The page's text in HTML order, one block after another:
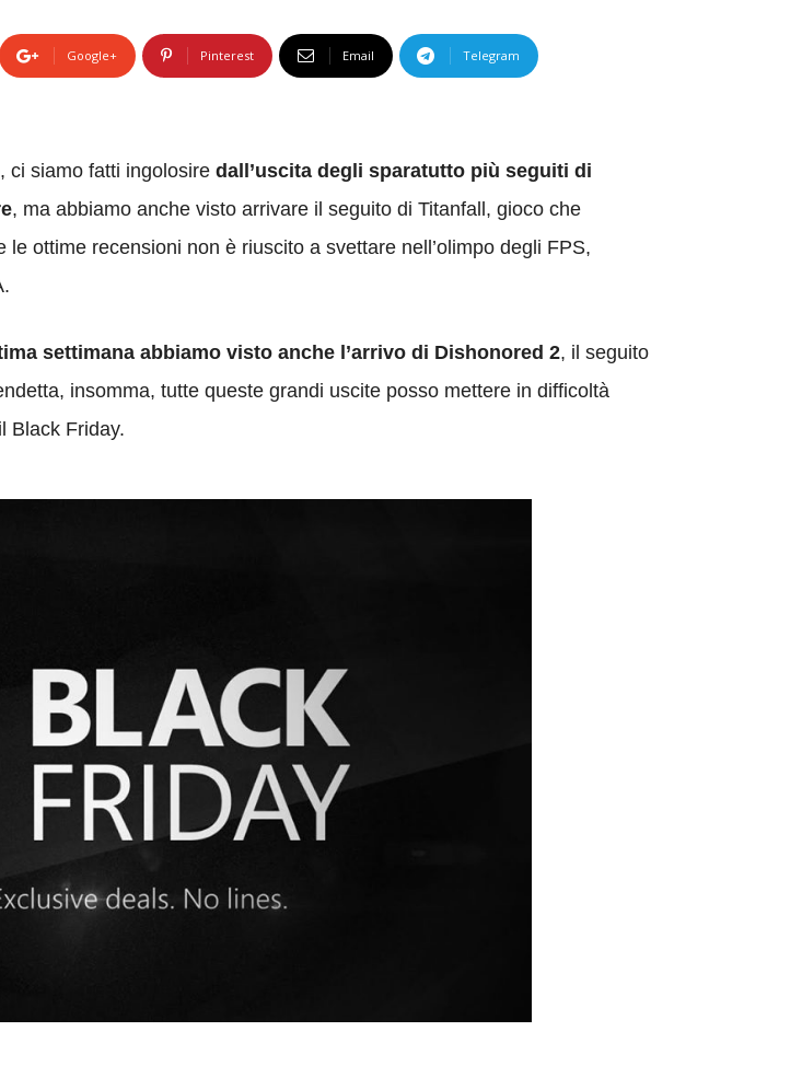
Google+ Pinterest Email Telegram
ci siamo fatti ingolosire dall’uscita degli sparatutto più seguiti di
, ma abbiamo anche visto arrivare il seguito di Titanfall, gioco che
ottime recensioni non è riuscito a svettare nell’olimpo degli FPS,
settimana abbiamo visto anche l’arrivo di Dishonored 2, il seguito
insomma, tutte queste grandi uscite posso mettere in difficoltà
Black Friday.